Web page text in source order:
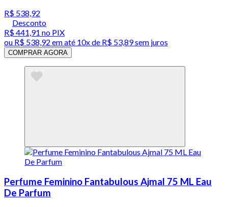
R$ 538,92
Desconto
R$ 441,91 no PIX
ou R$ 538,92 em até 10x de R$ 53,89 sem juros
COMPRAR AGORA
Perfume Feminino Fantabulous Ajmal 75 ML Eau
De Parfum